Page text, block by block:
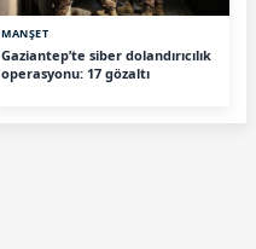
MANŞET
Gaziantep’te siber dolandırıcılık
operasyonu: 17 gözaltı